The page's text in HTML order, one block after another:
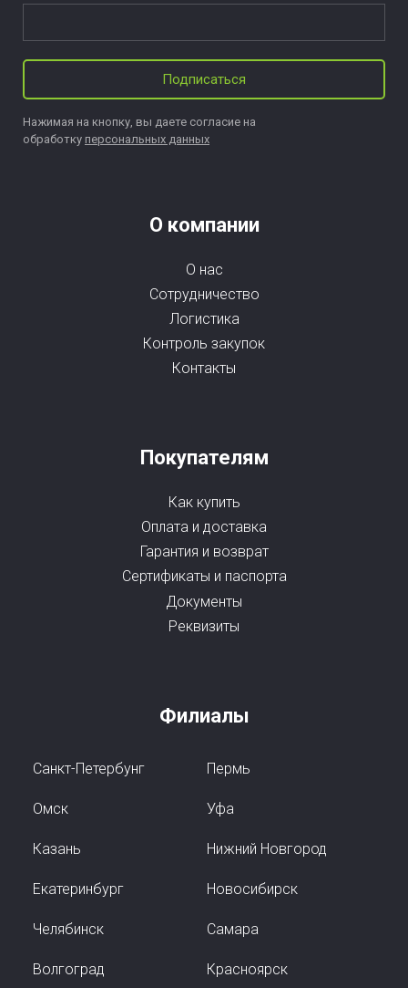
Подписаться
Нажимая на кнопку, вы даете согласие на
обработку персональных данных
О компании
О нас
Сотрудничество
Логистика
Контроль закупок
Контакты
Покупателям
Как купить
Оплата и доставка
Гарантия и возврат
Сертификаты и паспорта
Документы
Реквизиты
Филиалы
Санкт-Петербунг Пермь
Омск Уфа
Казань Нижний Новгород
Екатеринбург Новосибирск
Челябинск Самара
Волгоград Красноярск